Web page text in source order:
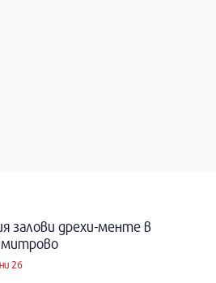
залови дрехи-менте в
26